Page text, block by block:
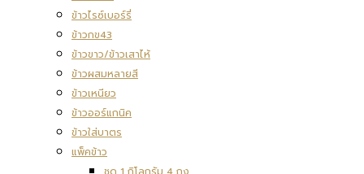
ข้าวไรซ์เบอร์รี่
ข้าวกข43
ข้าวขาว/ข้าวเสาไห้
ข้าวผสมหลายสี
ข้าวเหนียว
ข้าวออร์แกนิค
ข้าวใส่บาตร
แพ็คข้าว